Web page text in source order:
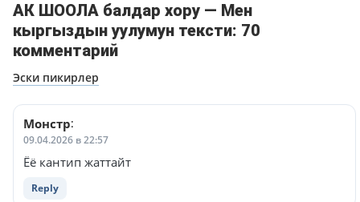
АК ШООЛА балдар хору — Мен
кыргыздын уулумун тексти: 70
комментарий
Навигация
комментариям
Эски пикирлер
Монстр:
09.04.2026 в 22:57
Ёё кантип жаттайт
Reply